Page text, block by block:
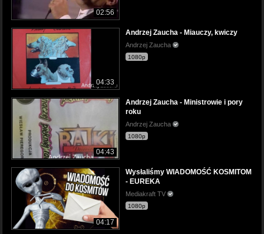
02:56
04:33
Andrzej Zaucha - Miauczy, kwiczy
Andrzej Zaucha
1080p
04:43
Andrzej Zaucha - Ministrowie i pory
roku
Andrzej Zaucha
1080p
04:17
Wysłaliśmy WIADOMOŚĆ KOSMITOM
- EUREKA
Mediakraft TV
1080p